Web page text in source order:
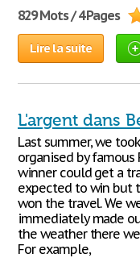
829 Mots / 4 Pages
Lire la suite
L'argent dans
Last summer, we
organised by famous
winner could get a
expected to win but
won the travel. We
immediately made
the weather there
For example,